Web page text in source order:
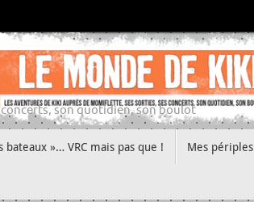
son quotidien, son boulot
bateaux »… VRC mais pas que ! Mes périples